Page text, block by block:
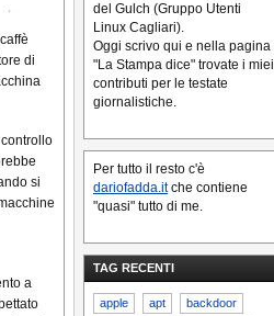
di
si
a
del Gulch (Gruppo Utenti
Linux Cagliari).
Oggi scrivo qui e nella pagina
"La Stampa dice" trovate i miei
contributi per le testate
giornalistiche.
Per tutto il resto c'è
dariofadda.itche contiene
"quasi" tutto di me.
TAG RECENTI
apple apt
backdoor